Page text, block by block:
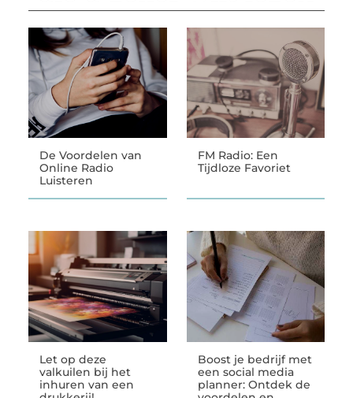
De Voordelen van
Online Radio
Luisteren
FM Radio: Een
Tijdloze Favoriet
Let op deze
valkuilen bij het
inhuren van een
Boost je bedrijf met
een social media
planner: Ontdek de